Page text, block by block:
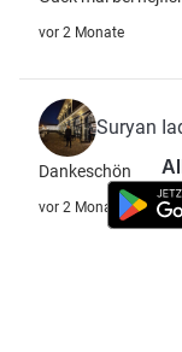
vor 2 Monate
Suryan
Dankeschön
vor 2 Monate